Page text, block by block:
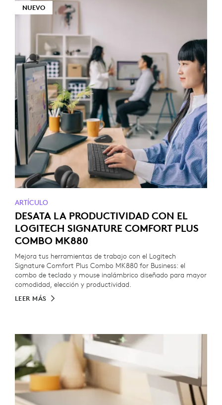
NUEVO
ARTÍCULO
DESATA LA PRODUCTIVIDAD CON EL
LOGITECH SIGNATURE COMFORT PLUS
COMBO MK880
Mejora tus herramientas de trabajo con el Logitech
Signature Comfort Plus Combo MK880 for Business: el
combo de teclado y mouse inalámbrico diseñado para mayor
comodidad, elección y productividad.
LEER MÁS